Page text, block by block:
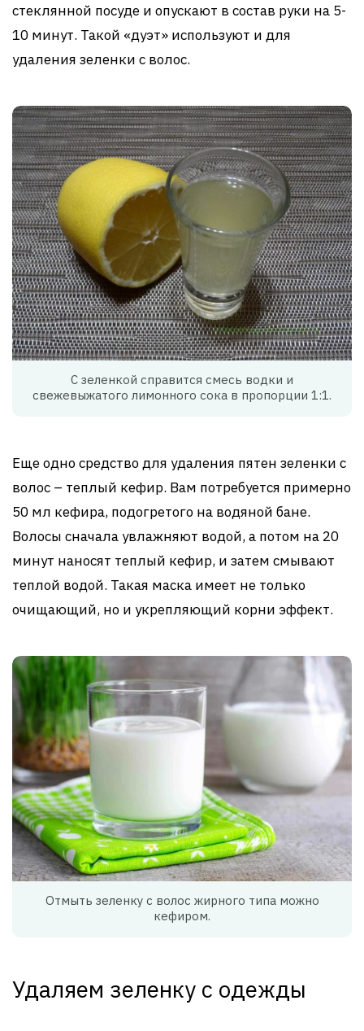
стеклянной посуде и опускают в состав руки на 5-
10 минут. Такой «дуэт» используют и для
удаления зеленки с волос.
С зеленкой справится смесь водки и
свежевыжатого лимонного сока в пропорции 1:1.
Еще одно средство для удаления пятен зеленки с
волос – теплый кефир. Вам потребуется примерно
50 мл кефира, подогретого на водяной бане.
Волосы сначала увлажняют водой, а потом на 20
минут наносят теплый кефир, и затем смывают
теплой водой. Такая маска имеет не только
очищающий, но и укрепляющий корни эффект.
Отмыть зеленку с волос жирного типа можно
кефиром.
Удаляем зеленку с одежды